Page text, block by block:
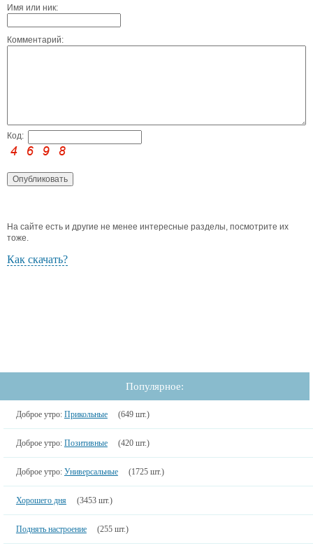
Имя или ник:
Комментарий:
Код:
На сайте есть и другие не менее интересные разделы, посмотрите их
тоже.
Как скачать?
Популярное:
Доброе утро: Прикольные (649 шт.)
Доброе утро: Позитивные (420 шт.)
Доброе утро: Универсальные (1725 шт.)
Хорошего дня (3453 шт.)
Поднять настроение (255 шт.)